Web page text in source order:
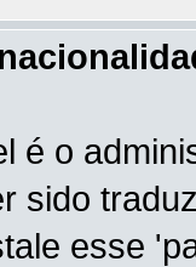
é o
sido
esse